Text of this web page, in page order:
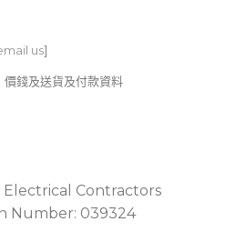
us]
錢及送貨及付款資料
Electrical Contractors
Number: 039324